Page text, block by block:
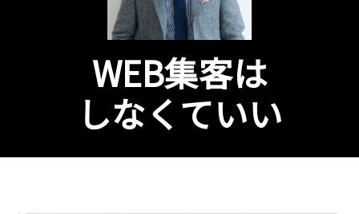
WEB集客は
しなくていい